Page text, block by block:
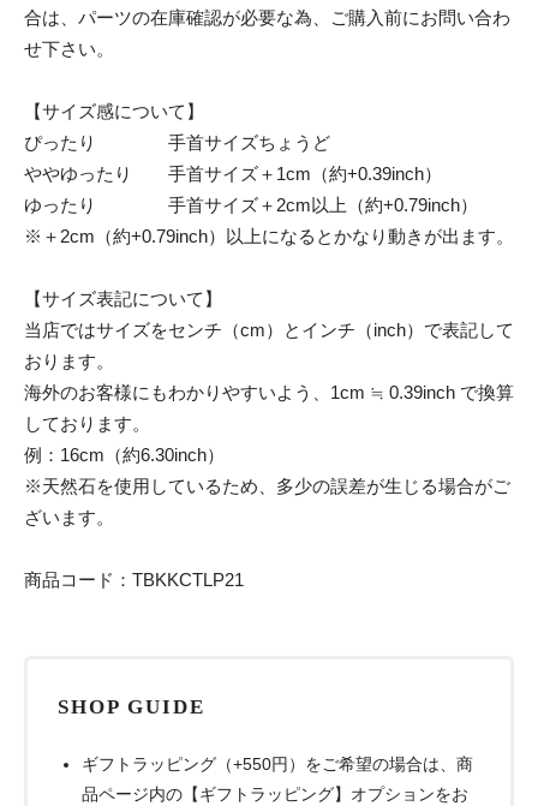
合は、パーツの在庫確認が必要な為、ご購入前にお問い合わ
せ下さい。
【サイズ感について】
ぴったり 手首サイズちょうど
ややゆったり 手首サイズ＋1cm（約+0.39inch）
ゆったり 手首サイズ＋2cm以上（約+0.79inch）
※＋2cm（約+0.79inch）以上になるとかなり動きが出ます。
【サイズ表記について】
当店ではサイズをセンチ（cm）とインチ（inch）で表記して
おります。
海外のお客様にもわかりやすいよう、1cm ≒ 0.39inch で換算
しております。
例：16cm（約6.30inch）
※天然石を使用しているため、多少の誤差が生じる場合がご
ざいます。
商品コード：TBKKCTLP21
SHOP GUIDE
ギフトラッピング（+550円）をご希望の場合は、商
品ページ内の【ギフトラッピング】オプションをお